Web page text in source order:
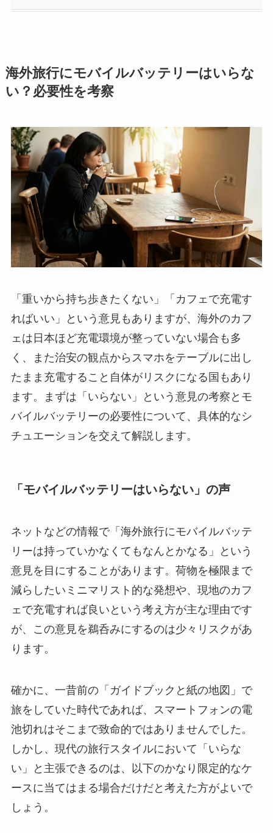
海外旅行にモバイルバッテリーはいらな
い？必要性を考察
「重いから持ち歩きたくない」「カフェで充電す
ればいい」という意見もありますが、海外のカフ
ェは日本ほど充電環境が整っていない場合も多
く、また治安の観点からスマホをテーブルに出し
たまま充電すること自体がリスクになる国もあり
ます。まずは「いらない」という意見の考察とモ
バイルバッテリーの必要性について、具体的なシ
チュエーションを交えて解説します。
「モバイルバッテリーはいらない」の声
ネットなどの情報で「海外旅行にモバイルバッテ
リーは持っていかなくてもなんとかなる」という
意見を目にすることがあります。荷物を極限まで
減らしたいミニマリスト的な発想や、現地のカフ
ェで充電すれば良いという考え方が主な理由です
が、この意見を鵜呑みにするのは少々リスクがあ
ります。
確かに、一昔前の「ガイドブックと紙の地図」で
旅をしていた時代であれば、スマートフォンの電
池切れはそこまで致命的ではありませんでした。
しかし、現代の旅行スタイルにおいて「いらな
い」と主張できるのは、以下のかなり限定的なケ
ースに当てはまる場合だけだと考えた方がよいで
しょう。